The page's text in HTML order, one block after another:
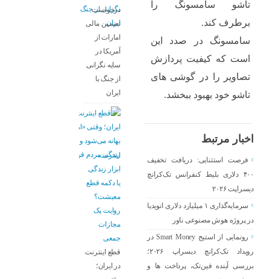
تاشو سامسونگ را
برطرف کند.
سامسونگ در صدد این
است که کیفیت پردازش
تصاویر را در گوشی های
تاشو خود بهبود ببخشد.
اخبار مرتبط
فرصت استثنایی: دریافت تخفیف
۴۰۰ دلاری بلیط کنفرانس تک‌کرانچ
دیسراپت ۲۰۲۶
سرمایه‌گذاری ۱ میلیارد دلاری انویدیا
در پروژه هوش مصنوعی ناور
رونمایی از استیج Smart Money در
رویداد تک‌کرانچ دیسراپ ۲۰۲۶؛
بررسی آینده فین‌تک، پرداخت‌ ها و
درخواست
تضمین مالی
امارات از
آمریکا در
سایه نگرانی
از جنگ با
ایران
اینترنت،
ابزار زندگی
یا دکمه قطع
معیشت؟
روایت یک
مجازات
جمعی
قطع اینترنت
در ایران؛